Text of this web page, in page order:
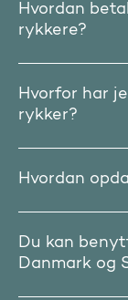
Hvordan
rykkere?
Hvorfor har
rykker?
Hvordan
Du kan
Danmark og